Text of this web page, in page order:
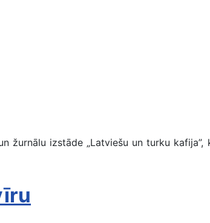
izstāde „Latviešu un turku kafija”,